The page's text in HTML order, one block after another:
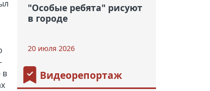
в
"Особые ребята" рисуют
в городе
20 июля 2026
Видеорепортаж